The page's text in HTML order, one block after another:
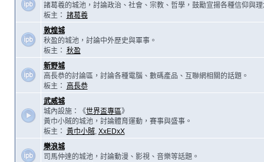
諸葛羲的城池，討論政治、社會、宗教、哲學，鼓勵宣揚各種信仰與理
板主： 諸葛羲
敦煌城
秋盈的城池，討論中外歷史與軍事。
板主： 秋盈
新野城
高長恭的討論區，討論各種電腦、數碼產品、互聯網相關的話題。
板主：
高長恭
武威城
城內設施：《世界盃專區》
黃巾小賊的城池，討論體育運動，賽事與盛事。
板主： 黃巾小賊, XxEDxX
樂浪城
司馬仲達的城池，討論動漫、影視、音樂等話題。